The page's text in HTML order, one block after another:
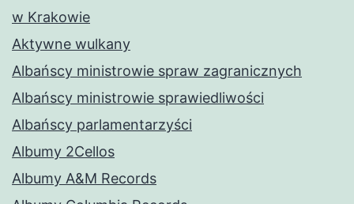
w Krakowie
Aktywne wulkany
Albańscy ministrowie spraw zagranicznych
Albańscy ministrowie sprawiedliwości
Albańscy parlamentarzyści
Albumy 2Cellos
Albumy A&M Records